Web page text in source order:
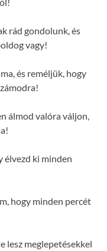
rád gondolunk, és
vagy!
és reméljük, hogy
álmod valóra váljon,
élvezd ki minden
hogy minden percét
lesz meglepetésekkel